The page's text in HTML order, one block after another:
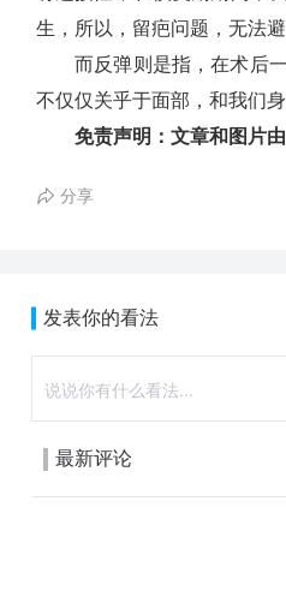
生，所以，留疤问题，无法避
而反弹则是指，在术后一
不仅仅关乎于面部，和我们
免责声明：文章和图片
分享
发表你的看法
最新评论